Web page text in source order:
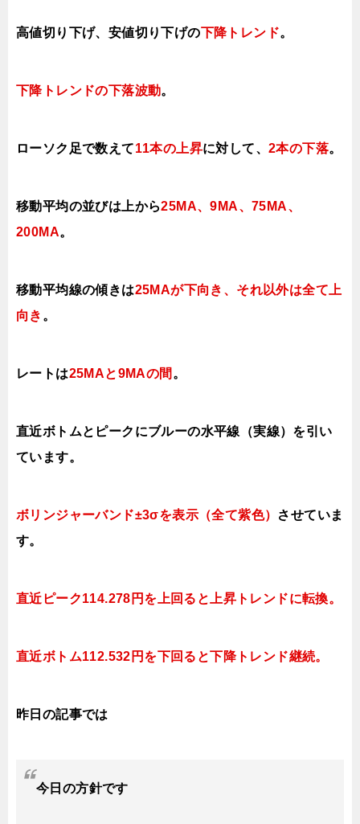
高値切り下げ、安値切り下げの下降トレンド。
下降トレンドの下落波動。
ローソク足で数えて11本の上昇に対して、2本の下落。
移動平均の並びは上から25MA、9MA、75MA、
200MA。
移動平均線の傾きは25MAが下向き、それ以外は全て 上
向き 。
レートは25MAと9MAの間 。
直近ボトムとピークにブルーの水平線（実線）を引い
ています。
ボリンジャーバンド±3σを表示（全て紫色） させていま
す。
直近ピーク114.278円を上回ると上昇トレンドに転換。
直近ボトム112.532円を下回ると下降トレンド継続。
昨日の記事では
今日の方針です